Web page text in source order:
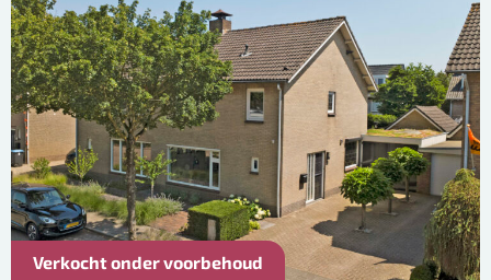
Verkocht onder voorbehoud